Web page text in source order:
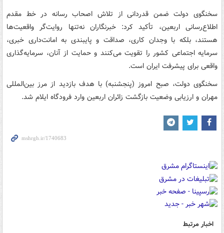
سخنگوی دولت ضمن قدردانی از تلاش اصحاب رسانه در خط مقدم
اطلاع‌رسانی اربعین، تأکید کرد: خبرنگاران نه‌تنها روایت‌گر واقعیت‌ها
هستند، بلکه با وجدان کاری، صداقت و پایبندی به امانت‌داری خبری،
سرمایه اجتماعی کشور را تقویت می‌کنند و حمایت از آنان، سرمایه‌گذاری
واقعی برای پیشرفت ایران است.
سخنگوی دولت، صبح امروز (پنجشنبه) با هدف بازدید از مرز بین‌المللی
مهران و ارزیابی وضعیت بازگشت زائران اربعین وارد فرودگاه ایلام شد.
اخبار مرتبط